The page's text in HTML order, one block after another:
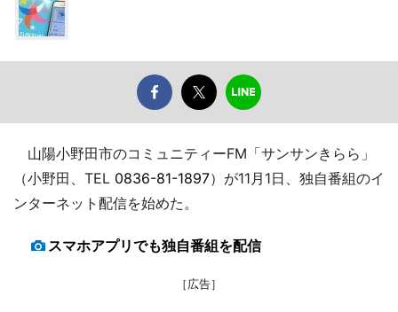
山陽小野田市のコミュニティーFM「サンサンきらら」
（小野田、TEL 0836-81-1897）が11月1日、独自番組のイ
ンターネット配信を始めた。
スマホアプリでも独自番組を配信
［広告］